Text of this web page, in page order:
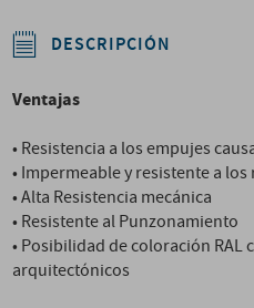
DESCRIPCIÓN
Ventajas
• Resistencia a los empujes
• Impermeable y resistente a los
• Alta Resistencia mecánica
• Resistente al Punzonamiento
• Posibilidad de coloración RAL
arquitectónicos